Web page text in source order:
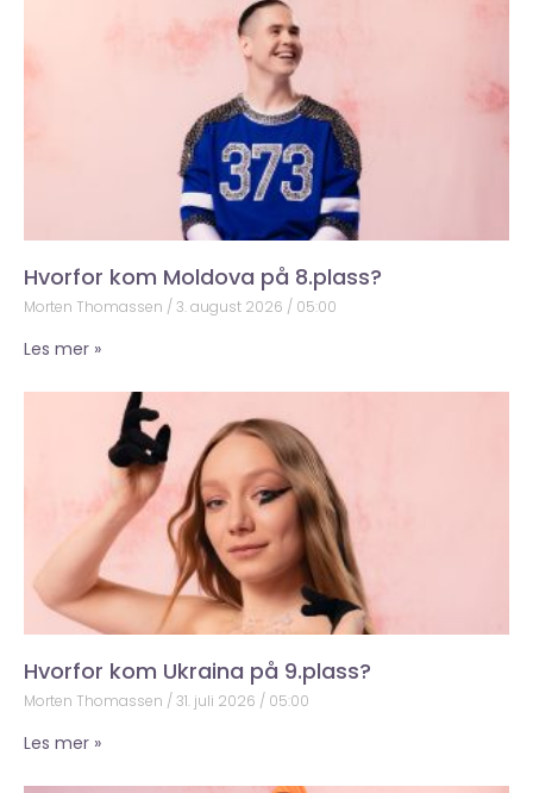
Hvorfor kom Moldova på 8.plass?
Morten Thomassen 3. august 2026 05:00
Les mer »
Hvorfor kom Ukraina på 9.plass?
Morten Thomassen 31. juli 2026 05:00
Les mer »